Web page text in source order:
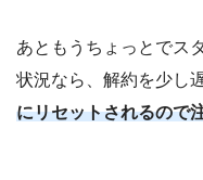
あともうちょっとでス
状況なら、解約を少し
にリセットされるので